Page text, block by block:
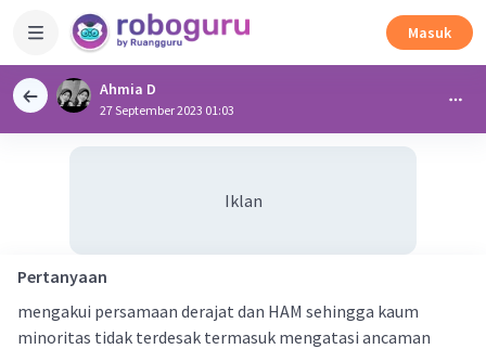
Masuk
Ahmia D
27 September 2023 01:03
Iklan
Pertanyaan
mengakui persamaan derajat dan HAM sehingga kaum
minoritas tidak terdesak termasuk mengatasi ancaman